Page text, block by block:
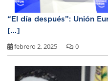
“El día después”: Unión
[...]
febrero 2, 2025 0